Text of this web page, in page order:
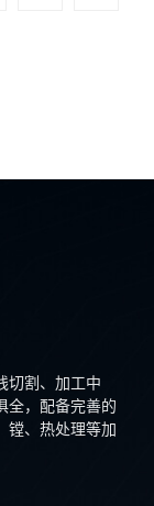
切割、加工中
全，配备完善的
镗、热处理等加